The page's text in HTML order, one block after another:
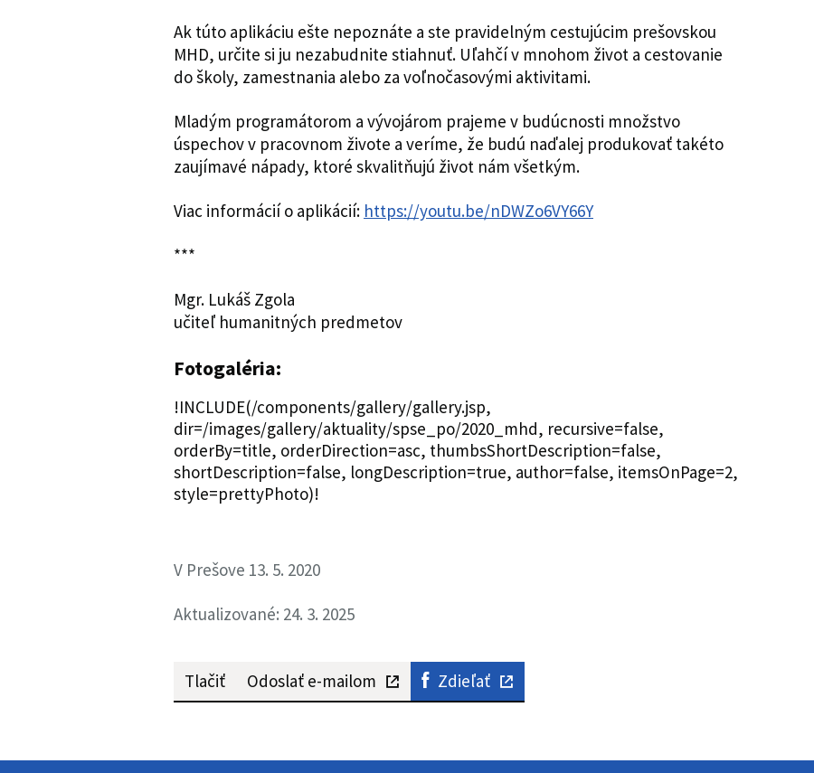
Ak túto aplikáciu ešte nepoznáte a ste pravidelným cestujúcim prešovskou
MHD, určite si ju nezabudnite stiahnuť. Uľahčí v mnohom život a cestovanie
do školy, zamestnania alebo za voľnočasovými aktivitami.
Mladým programátorom a vývojárom prajeme v budúcnosti množstvo
úspechov v pracovnom živote a veríme, že budú naďalej produkovať takéto
zaujímavé nápady, ktoré skvalitňujú život nám všetkým.
Viac informácií o aplikácií: https://youtu.be/nDWZo6VY66Y
***
Mgr. Lukáš Zgola
učiteľ humanitných predmetov
Fotogaléria:
!INCLUDE(/components/gallery/gallery.jsp,
dir=/images/gallery/aktuality/spse_po/2020_mhd, recursive=false,
orderBy=title, orderDirection=asc, thumbsShortDescription=false,
shortDescription=false, longDescription=true, author=false, itemsOnPage=2,
style=prettyPhoto)!
V Prešove 13. 5. 2020
Aktualizované: 24. 3. 2025
Tlačiť Odoslať e-mailom Zdieľať